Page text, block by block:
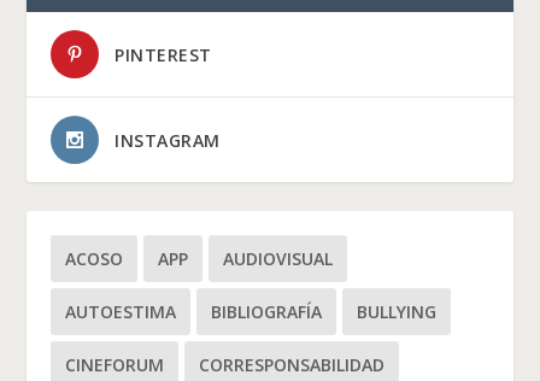
PINTEREST
INSTAGRAM
ACOSO APP AUDIOVISUAL
AUTOESTIMA BIBLIOGRAFÍA BULLYING
CINEFORUM CORRESPONSABILIDAD